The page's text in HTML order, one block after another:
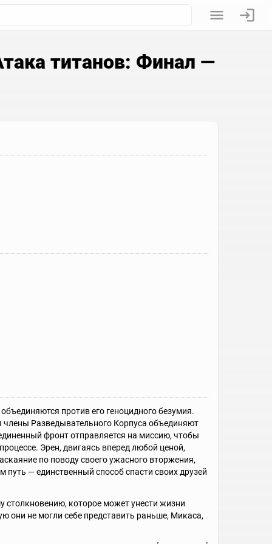
титанов: Финал —
против его геноцидного безумия.
Разведывательного Корпуса объединяют
фронт отправляется на миссию, чтобы
Эрен, двигаясь вперед любой ценой,
по поводу своего ужасного вторжения,
— единственный способ спасти своих друзей
которое может унести жизни
они не могли себе представить раньше, Микаса,